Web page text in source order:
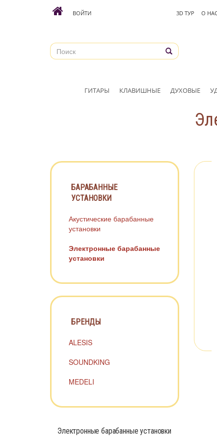
ВОЙТИ 3D ТУР О
ГИТАРЫ КЛАВИШНЫЕ ДУХОВЫЕ
БАРАБАННЫЕ
УСТАНОВКИ
Акустические барабанные
установки
Электронные барабанные
установки
БРЕНДЫ
ALESIS
SOUNDKING
MEDELI
Электронные барабанные установки